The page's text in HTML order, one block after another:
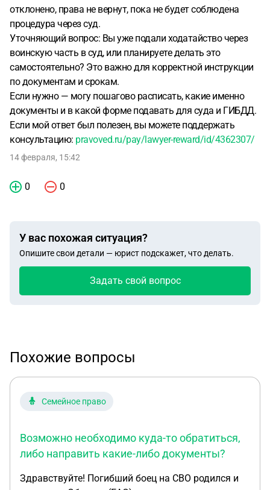
отклонено, права не вернут, пока не будет соблюдена
процедура через суд.
Уточняющий вопрос: Вы уже подали ходатайство через
воинскую часть в суд, или планируете делать это
самостоятельно? Это важно для корректной инструкции
по документам и срокам.
Если нужно — могу пошагово расписать, какие именно
документы и в какой форме подавать для суда и ГИБДД.
Если мой ответ был полезен, вы можете поддержать
консультацию: pravoved.ru/pay/lawyer-reward/id/4362307/
14 февраля, 15:42
0 0
У вас похожая ситуация?
Опишите свои детали — юрист подскажет, что делать.
Задать свой вопрос
Похожие вопросы
Семейное право
Возможно необходимо куда-то обратиться,
либо направить какие-либо документы?
Здравствуйте! Погибший боец на СВО родился и